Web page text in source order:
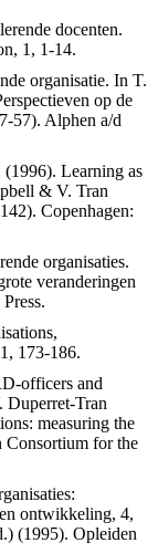
docenten.
1, 1-14.
organisatie. In T.
op de
57). Alphen a/d
Learning as
& V. Tran
Copenhagen:
organisaties.
veranderingen
173-186.
officers and
Duperret-Tran
measuring the
Consortium for the
ontwikkeling, 4,
(1995). Opleiden